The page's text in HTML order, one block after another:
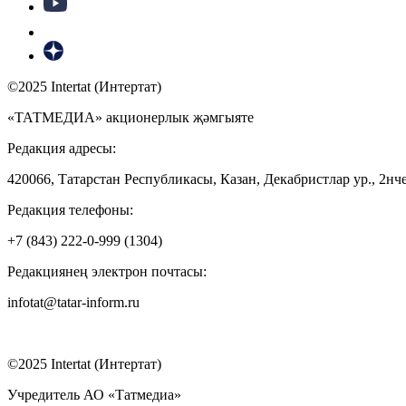
©2025 Intertat (Интертат)
«ТАТМЕДИА» акционерлык җәмгыяте
Редакция адресы:
420066, Татарстан Республикасы, Казан, Декабристлар ур.,
Редакция телефоны:
+7 (843) 222-0-999 (1304)
Редакциянең электрон почтасы:
infotat@tatar-inform.ru
©2025 Intertat (Интертат)
Учредитель АО «Татмедиа»